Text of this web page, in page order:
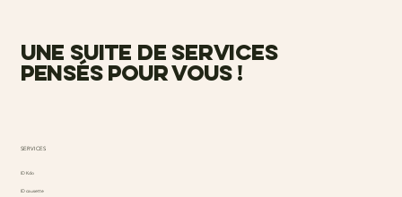
une suite de services
pensés pour vous !
SERVICES
ID Kdo
ID causette